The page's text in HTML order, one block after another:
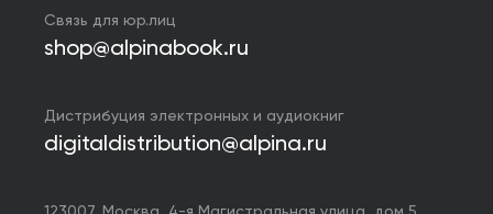
Связь для юр.лиц
shop@alpinabook.ru
Дистрибуция электронных и аудиокниг
digitaldistribution@alpina.ru